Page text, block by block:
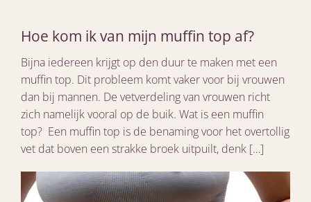
Hoe kom ik van mijn muffin top af?
Bijna iedereen krijgt op den duur te maken met een
muffin top. Dit probleem komt vaker voor bij vrouwen
dan bij mannen. De vetverdeling van vrouwen richt
zich namelijk vooral op de buik. Wat is een muffin
top? Een muffin top is de benaming voor het overtollig
vet dat boven een strakke broek uitpuilt, denk […]